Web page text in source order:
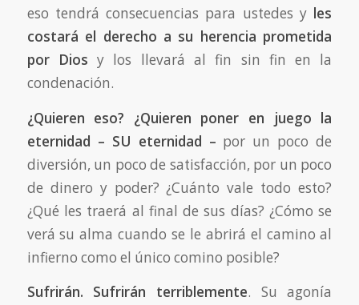
eso tendrá consecuencias para ustedes y les
costará el derecho a su herencia prometida
por Dios y los llevará al fin sin fin en la
condenación.
¿Quieren eso? ¿Quieren poner en juego la
eternidad – SU eternidad – por un poco de
diversión, un poco de satisfacción, por un poco
de dinero y poder? ¿Cuánto vale todo esto?
¿Qué les traerá al final de sus días? ¿Cómo se
verá su alma cuando se le abrirá el camino al
infierno como el único comino posible?
Sufrirán. Sufrirán terriblemente. Su agonía